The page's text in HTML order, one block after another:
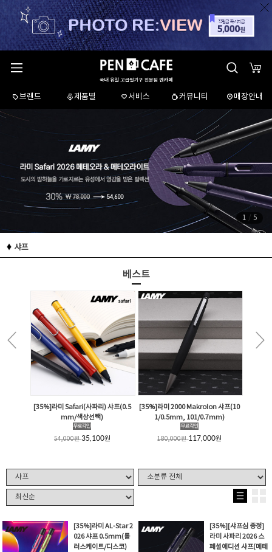
브랜드 제품별 서비스 커뮤니티 매장안내
1 / 5
샤프
베스트
[35%]라미 Safari(사파리) 샤프(0.5
mm/색상선택)
54,000원 35,100원
[35%]라미 2000 Makrolon 샤프(10
1/0.5mm, 101/0.7mm)
180,000원 117,000원
[35%]라미 AL-Star 2
026 샤프 0.5mm(롤
러스케이트/디스코)
[35%][샤프심 증정]
라미 사파리 2026 스
페셜에디션 샤프(메테